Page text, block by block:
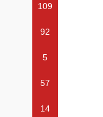
109
92
5
57
14